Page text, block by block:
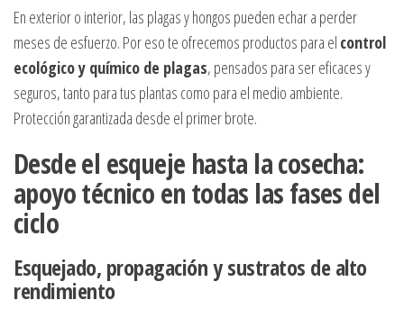
En exterior o interior, las plagas y hongos pueden echar a perder
meses de esfuerzo. Por eso te ofrecemos productos para el control
ecológico y químico de plagas, pensados para ser eficaces y
seguros, tanto para tus plantas como para el medio ambiente.
Protección garantizada desde el primer brote.
Desde el esqueje hasta la cosecha:
apoyo técnico en todas las fases del
ciclo
Esquejado, propagación y sustratos de alto
rendimiento